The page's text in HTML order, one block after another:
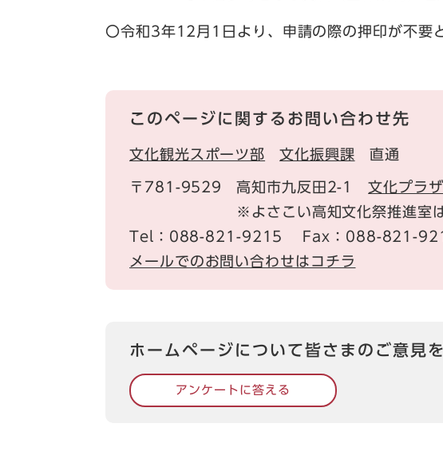
〇令和3年12月1日より、申請の際の押印が不要
このページに関するお問い合わせ先
文化観光スポーツ部 文化振興課 直通
〒781-9529 高知市九反田2-1文化プラ
※よさこい高知文化祭推進室
Tel：088-821-9215
Fax：088-821-
メールでのお問い合わせはコチラ
ホームページについて皆さまのご意見
アンケートに答える